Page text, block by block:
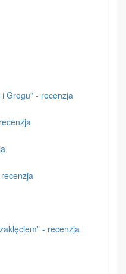
Grogu” - recenzja
- recenzja